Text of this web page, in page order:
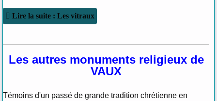
Lire la suite : Les vitraux
Les autres monuments religieux de
VAUX
Témoins d'un passé de grande tradition chrétienne en